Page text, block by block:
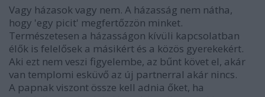
Vagy házasok vagy nem. A házasság nem nátha,
hogy 'egy picit' megfertőzzön minket.
Természetesen a házasságon kívüli kapcsolatban
élők is felelősek a másikért és a közös gyerekekért.
Aki ezt nem veszi figyelembe, az bűnt követ el, akár
van templomi esküvő az új partnerral akár nincs.
A papnak viszont össze kell adnia őket, ha